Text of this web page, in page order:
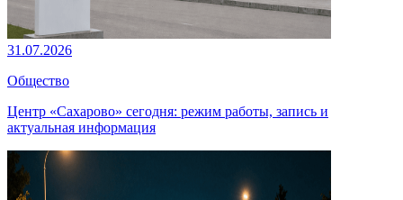
31.07.2026
Общество
Центр «Сахарово» сегодня: режим работы, запись и
актуальная информация